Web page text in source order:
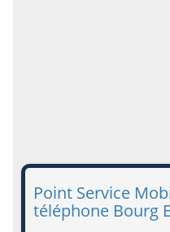
Point Service
téléphone Bourg